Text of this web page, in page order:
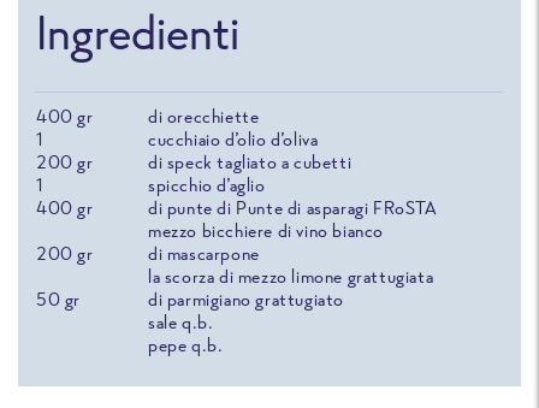
Ingredienti
400 gr
di orecchiette
1
cucchiaio d’olio d’oliva
200 gr
di speck tagliato a cubetti
1
spicchio d’aglio
400 gr
di punte di Punte di asparagi FRoSTA
mezzo bicchiere di vino bianco
200 gr
di mascarpone
la scorza di mezzo limone grattugiata
50 gr
di parmigiano grattugiato
sale q.b.
pepe q.b.